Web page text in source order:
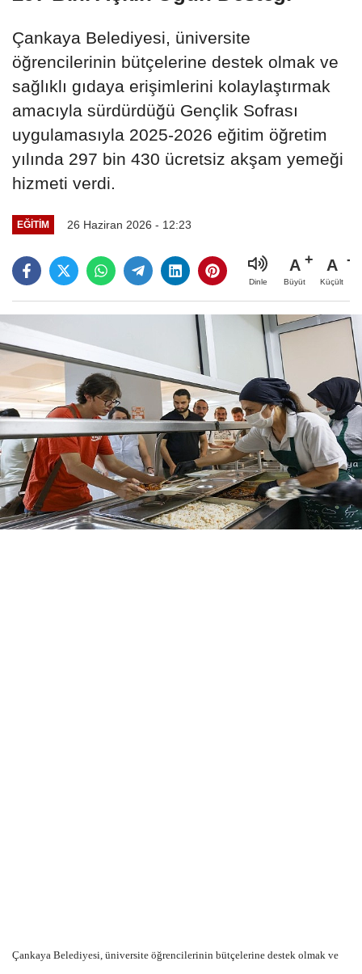
Çankaya Belediyesi, üniversite
öğrencilerinin bütçelerine destek olmak ve
sağlıklı gıdaya erişimlerini kolaylaştırmak
amacıyla sürdürdüğü Gençlik Sofrası
uygulamasıyla 2025-2026 eğitim öğretim
yılında 297 bin 430 ücretsiz akşam yemeği
hizmeti verdi.
EĞİTİM 26 Haziran 2026 - 12:23
Dinle
A
Büyüt
A
Küçült
Çankaya Belediyesi, üniversite öğrencilerinin bütçelerine destek olmak ve